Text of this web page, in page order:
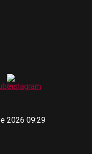
2026 09:29